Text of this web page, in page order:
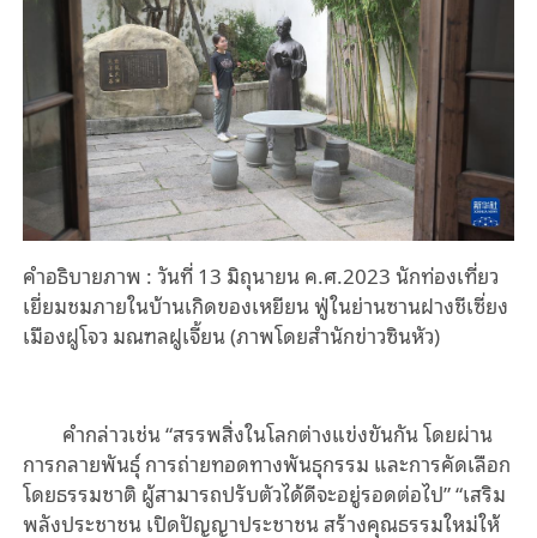
คำอธิบายภาพ : วันที่ 13 มิถุนายน ค.ศ.2023 นักท่องเที่ยว
เยี่ยมชมภายในบ้านเกิดของเหยียน ฟู่ในย่านซานฝางชีเซี่ยง
เมืองฝูโจว มณฑลฝูเจี้ยน (ภาพโดยสำนักข่าวซินหัว)
คำกล่าวเช่น “สรรพสิ่งในโลกต่างแข่งขันกัน โดยผ่าน
การกลายพันธุ์ การถ่ายทอดทางพันธุกรรม และการคัดเลือก
โดยธรรมชาติ ผู้สามารถปรับตัวได้ดีจะอยู่รอดต่อไป” “เสริม
พลังประชาชน เปิดปัญญาประชาชน สร้างคุณธรรมใหม่ให้